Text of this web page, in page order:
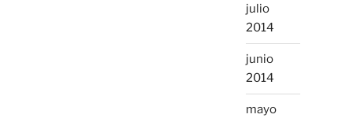
julio
2014
junio
2014
mayo